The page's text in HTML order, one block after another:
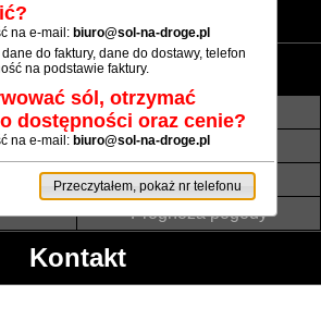
Sól luzem
Informacje
Transport luzem
Płatność
Atesty i referencje
Prognoza pogody
Kontakt
na e-mail: biuro@sol-na-droge.pl
do faktury, dane do dostawy, telefon
na podstawie faktury.
sól, otrzymać
dostępności oraz cenie?
na e-mail: biuro@sol-na-droge.pl
Przeczytałem, pokaż nr telefonu